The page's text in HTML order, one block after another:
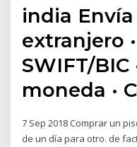
india
extranjero
SWIFT/BIC
moneda ·
7 Sep 2018 Comprar un
de un día para otro. de